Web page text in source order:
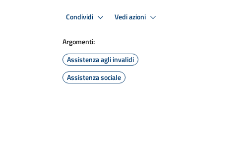
Condividi Vedi azioni
Argomenti:
Assistenza agli invalidi
Assistenza sociale